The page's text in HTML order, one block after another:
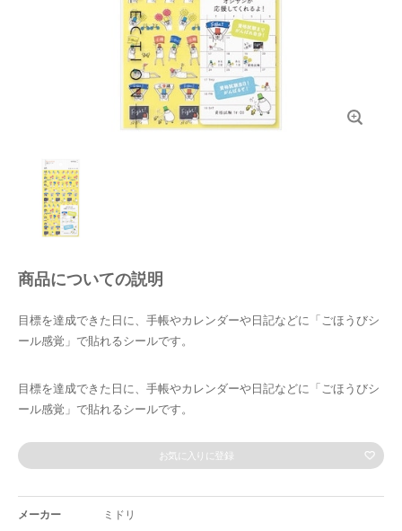
商品についての説明
目標を達成できた日に、手帳やカレンダーや日記などに「ごほうびシ
ール感覚」で貼れるシールです。
目標を達成できた日に、手帳やカレンダーや日記などに「ごほうびシ
ール感覚」で貼れるシールです。
お気に入りに登録
メーカー ミドリ